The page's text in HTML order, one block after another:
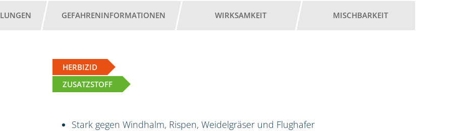
GEFAHRENINFORMATIONEN WIRKSAMKEIT MISCHBARKEIT
HERBIZID
ZUSATZSTOFF
Stark gegen Windhalm, Rispen, Weidelgräser und Flughafer